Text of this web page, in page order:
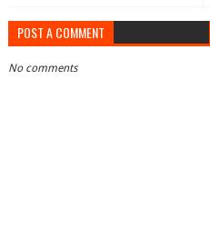
POST A COMMENT
No comments